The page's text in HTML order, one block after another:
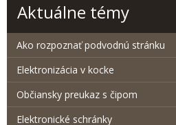
Aktuálne témy
Ako rozpoznať podvodnú stránku
Elektronizácia v kocke
Občiansky preukaz s čipom
Elektronické schránky